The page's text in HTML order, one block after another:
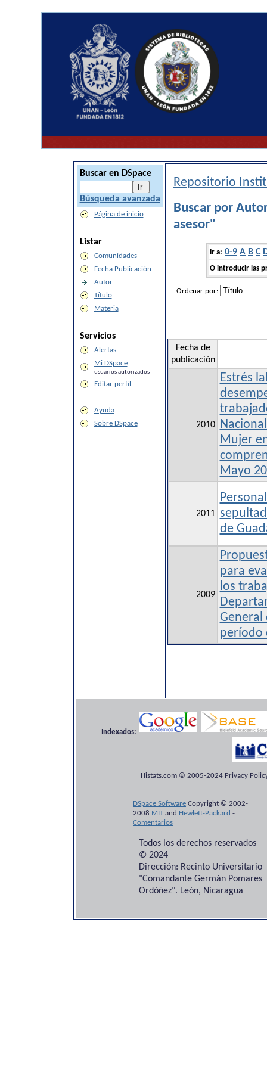
Buscar en DSpace
Búsqueda avanzada
Página de inicio
Listar
Comunidades
Fecha Publicación
Autor
Título
Materia
Servicios
Alertas
Mi DSpace
usuarios autorizados
Editar perfil
Ayuda
Sobre DSpace
Repositorio
Buscar por
asesor"
Ir a: 0-9 A B C
O introducir las
Ordenar por:
Fecha de
publicación
2010
Estrés
Mujer
Mayo
2011
de
2009
para
los
General
período
Indexados:
Histats.com © 2005-2024 Privacy
DSpace Software Copyright © 2002-
2008 MITand Hewlett-Packard -
Comentarios
Todos los derechos reservados
© 2024
Dirección: Recinto Universitario
"Comandante Germán Pomares
Ordóñez". León, Nicaragua